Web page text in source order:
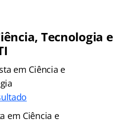
Tecnologia e
em Ciência e
em Ciência e